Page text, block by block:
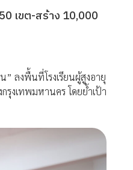
เขต-สร้าง 10,000
ลงพื้นที่โรงเรียนผู้สูงอายุ
งเทพมหานคร โดยย้ำเป้า